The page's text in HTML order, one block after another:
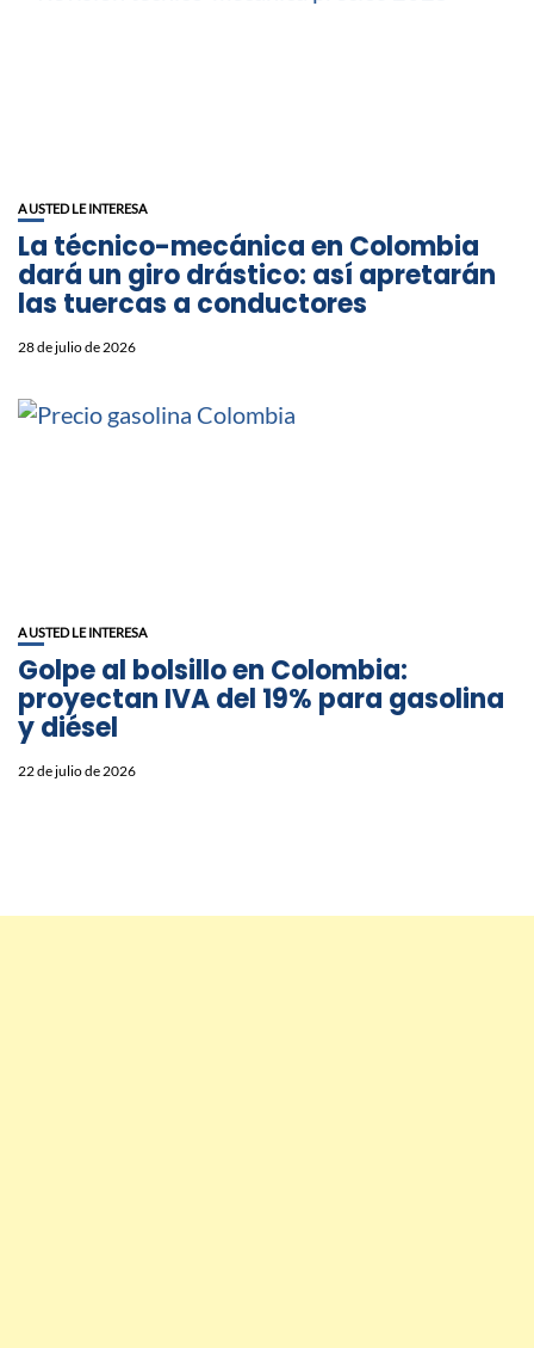
A USTED LE INTERESA
La técnico-mecánica en Colombia
dará un giro drástico: así apretarán
las tuercas a conductores
28 de julio de 2026
A USTED LE INTERESA
Golpe al bolsillo en Colombia:
proyectan IVA del 19% para gasolina
y diésel
22 de julio de 2026